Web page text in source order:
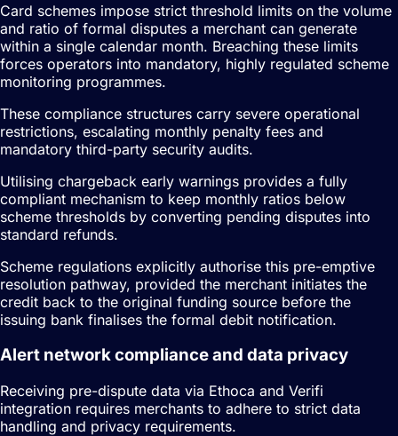
Card schemes impose strict threshold limits on the volume
and ratio of formal disputes a merchant can generate
within a single calendar month. Breaching these limits
forces operators into mandatory, highly regulated scheme
monitoring programmes.
These compliance structures carry severe operational
restrictions, escalating monthly penalty fees and
mandatory third-party security audits.
Utilising chargeback early warnings provides a fully
compliant mechanism to keep monthly ratios below
scheme thresholds by converting pending disputes into
standard refunds.
Scheme regulations explicitly authorise this pre-emptive
resolution pathway, provided the merchant initiates the
credit back to the original funding source before the
issuing bank finalises the formal debit notification.
Alert network compliance and data privacy
Receiving pre-dispute data via Ethoca and Verifi
integration requires merchants to adhere to strict data
handling and privacy requirements.